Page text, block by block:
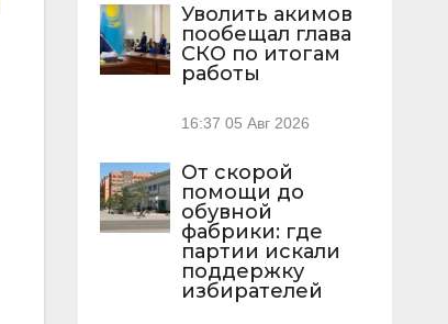
Уволить акимов
пообещал глава
СКО по итогам
работы
16:37 05 Авг 2026
От скорой
помощи до
обувной
фабрики: где
партии искали
поддержку
избирателей